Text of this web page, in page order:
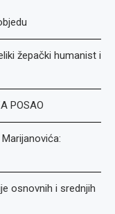
žepački humanist i
POSAO
osnovnih i srednjih